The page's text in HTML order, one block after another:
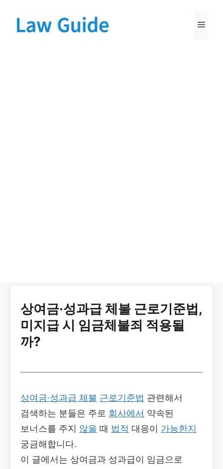
상여금·성과급 체불 근로기준법,
미지급 시 임금체불죄 적용될
까?
상여금·성과급 체불 근로기준법 관련해서
검색하는 분들은 주로 회사에서 약속된
보너스를 주지 않을 때 법적 대응이 가능한지
궁금해합니다.
이 글에서는 상여금과 성과급이 임금으로